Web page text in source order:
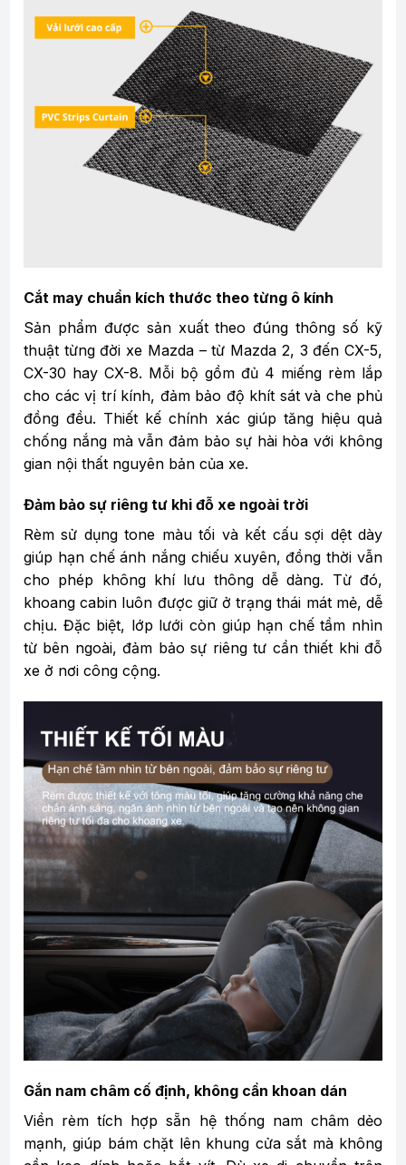
Cắt may chuẩn kích thước theo từng ô kính
Sản phẩm được sản xuất theo đúng thông số kỹ
thuật từng đời xe Mazda – từ Mazda 2, 3 đến CX-5,
CX-30 hay CX-8. Mỗi bộ gồm đủ 4 miếng rèm lắp
cho các vị trí kính, đảm bảo độ khít sát và che phủ
đồng đều. Thiết kế chính xác giúp tăng hiệu quả
chống nắng mà vẫn đảm bảo sự hài hòa với không
gian nội thất nguyên bản của xe.
Đảm bảo sự riêng tư khi đỗ xe ngoài trời
Rèm sử dụng tone màu tối và kết cấu sợi dệt dày
giúp hạn chế ánh nắng chiếu xuyên, đồng thời vẫn
cho phép không khí lưu thông dễ dàng. Từ đó,
khoang cabin luôn được giữ ở trạng thái mát mẻ, dễ
chịu. Đặc biệt, lớp lưới còn giúp hạn chế tầm nhìn
từ bên ngoài, đảm bảo sự riêng tư cần thiết khi đỗ
xe ở nơi công cộng.
Gắn nam châm cố định, không cần khoan dán
Viền rèm tích hợp sẵn hệ thống nam châm dẻo
mạnh, giúp bám chặt lên khung cửa sắt mà không